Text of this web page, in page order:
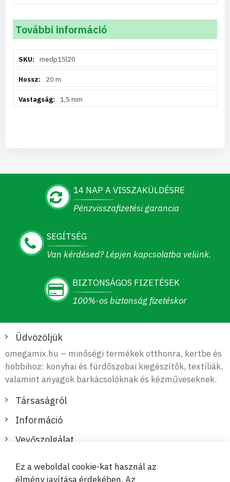
További információ
információmedp15l20
20 m
1,5 mm
14 NAP A VISSZAKÜLDÉSRE
Pénzvisszafizetési garancia
SEGÍTSÉG
Van kérdésed? Lépjen kapcsolatba velünk.
BIZTONSÁGOS FIZETÉSEK
100%-os biztonság fizetéskor
Üdvözöljük
omegamix.hu – minőségi termékek otthonra, kertbe és
hobbihoz: konyhai és fürdőszobai kiegészítők, textíliák,
valamint anyagok barkácsolóknak és kézműveseknek.
Társaságról
Információ
Vevőszolgálat
Biztonságos és kényelmes fizetések
Ez a weboldal cookie-kat használ az
élmény javítása érdekében. Az